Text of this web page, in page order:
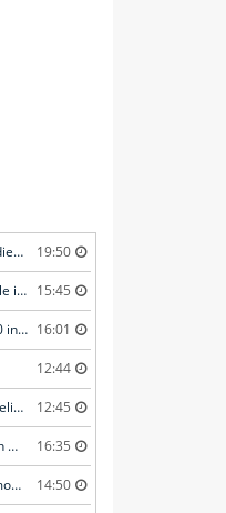
Brand in trein leidt tot grote inzet van hulpdiensten in Amersfoort 19:50
Brand in riet langs water snel onder controle in Amersfoort 15:45
Meerdere gewonden bij aanrijding op N340 in Ommen 16:01
12:44
Flinke bermbrand veroorzaakt rookontwikkeling in Haastrecht 12:45
Persoon te water gered door omstanders in Waddinxveen 16:35
Politie valt woning binnen in verband met mogelijk vuurwapen in Eindhoven 14:50